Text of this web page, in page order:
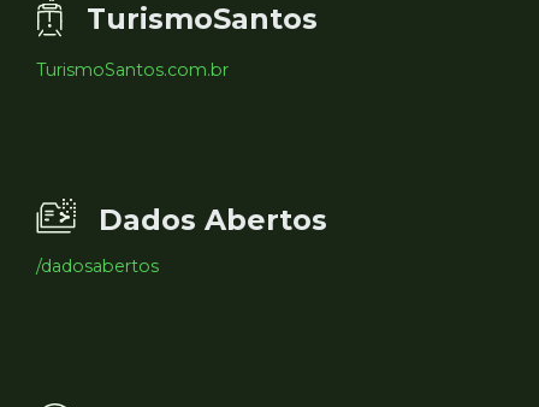
TurismoSantos
TurismoSantos.com.br
Dados Abertos
/dadosabertos